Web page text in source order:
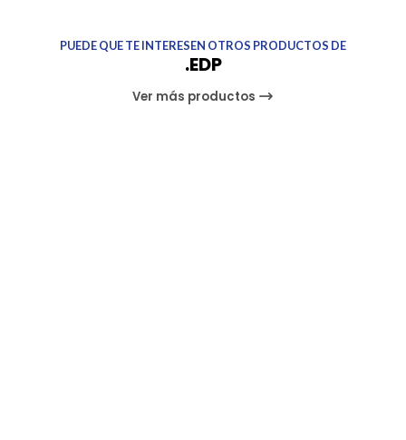
PUEDE QUE TE INTERESEN OTROS PRODUCTOS DE
.EDP
Ver más productos